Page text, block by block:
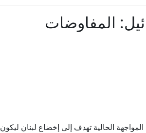
الذي تعتمد عليه إيران
حول غزة
المفاوضات
الحالية تهدف إلى إخضاع لبنان ليكون